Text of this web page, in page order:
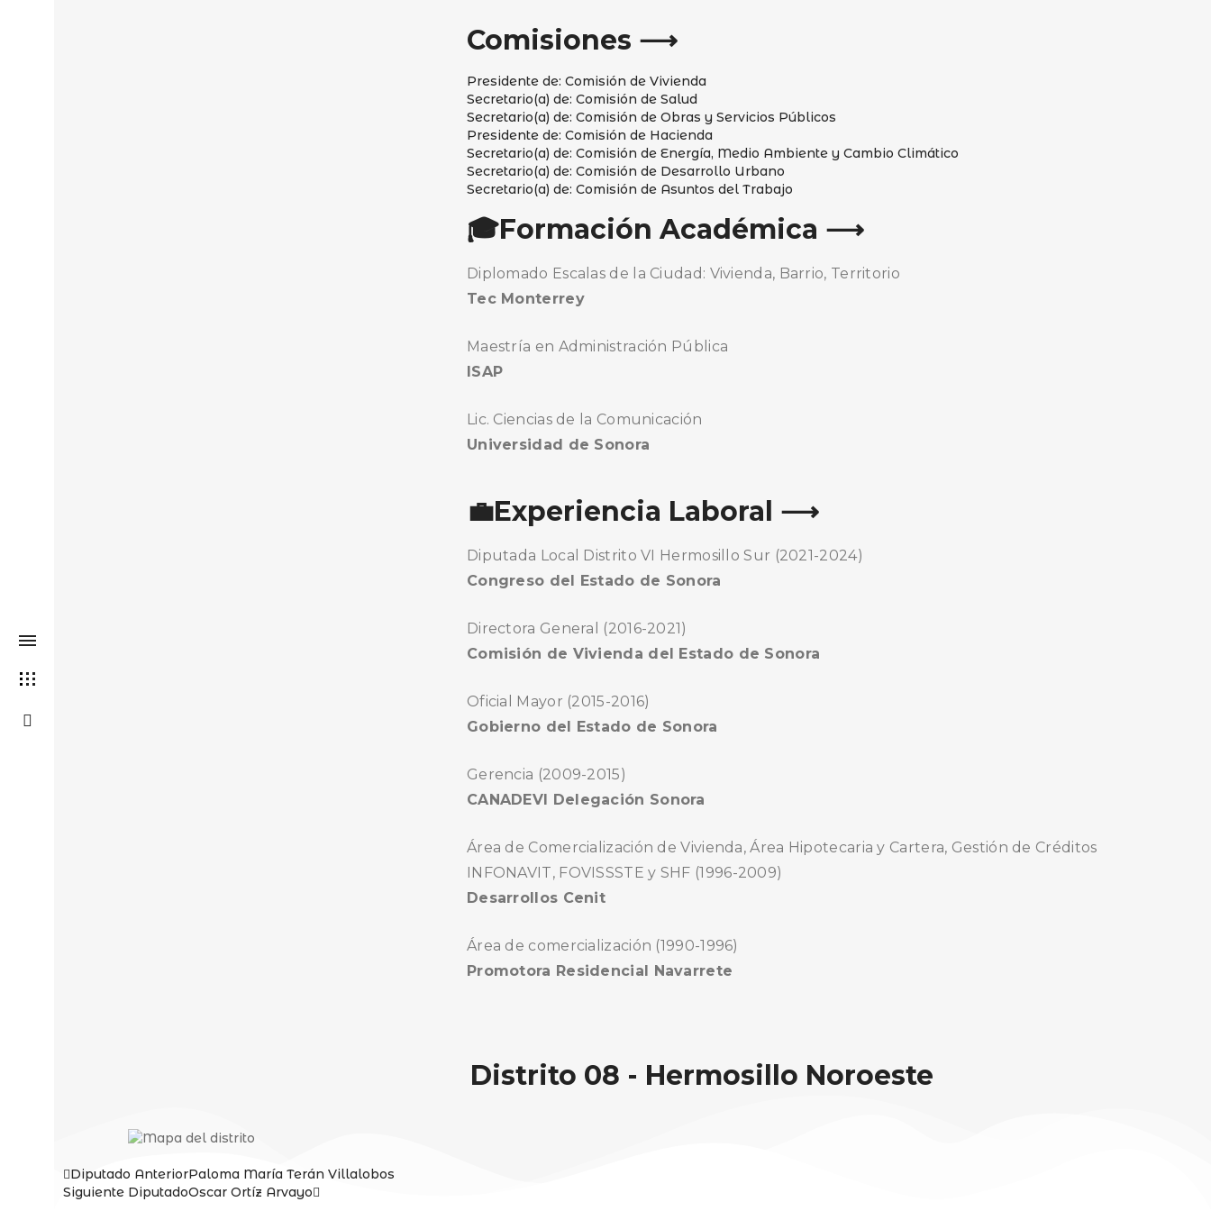
Comisiones ⟶
Presidente de: Comisión de Vivienda
Secretario(a) de: Comisión de Salud
Secretario(a) de: Comisión de Obras y Servicios Públicos
Presidente de: Comisión de Hacienda
Secretario(a) de: Comisión de Energía, Medio Ambiente y Cambio Climático
Secretario(a) de: Comisión de Desarrollo Urbano
Secretario(a) de: Comisión de Asuntos del Trabajo
🎓Formación Académica ⟶
Diplomado Escalas de la Ciudad: Vivienda, Barrio, Territorio
Tec Monterrey
Maestría en Administración Pública
ISAP
Lic. Ciencias de la Comunicación
Universidad de Sonora
💼Experiencia Laboral ⟶
Diputada Local Distrito VI Hermosillo Sur (2021-2024)
Congreso del Estado de Sonora
Directora General (2016-2021)
Comisión de Vivienda del Estado de Sonora
Oficial Mayor (2015-2016)
Gobierno del Estado de Sonora
Gerencia (2009-2015)
CANADEVI Delegación Sonora
Área de Comercialización de Vivienda, Área Hipotecaria y Cartera, Gestión de Créditos
INFONAVIT, FOVISSSTE y SHF (1996-2009)
Desarrollos Cenit
Área de comercialización (1990-1996)
Promotora Residencial Navarrete
Distrito 08 - Hermosillo Noroeste
Diputado AnteriorPaloma María Terán Villalobos
Siguiente DiputadoOscar Ortíz Arvayo